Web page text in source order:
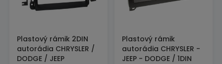
Plastový rámik 2DIN
autorádia CHRYSLER /
DODGE / JEEP
Plastový rámik
autorádia CHRYSLER -
JEEP - DODGE / 1DIN